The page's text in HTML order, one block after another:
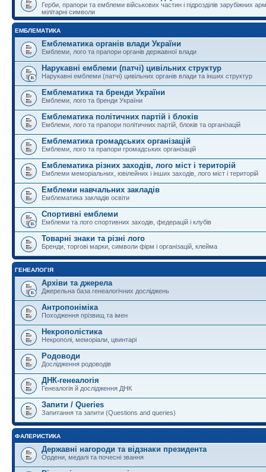
Герби, прапори та емблеми військових частин і підрозділів зарубіжних
мілітарні символи
ЕМБЛЕМАТИКА
Емблематика органів влади України
Емблеми, лого та прапори органів державної влади
Нарукавні емблеми (патчі) цивільних структур
Нарукавні емблеми (патчі) цивільних органів влади та інших структур
Емблематика та бренди України
Емблеми, лого та бренди України
Емблематика політичних партій і блоків
Емблеми, лого та прапори політичних партій, блоків та організацій
Емблематика громадських організацій
Емблеми, лого та прапори громадських організацій
Емблематика різних заходів, лого міст і територій
Емблеми меморіальних, ювілейних і інших заходів, лого міст і територій
Емблеми навчальних закладів
Емблематика закладів освіти
Спортивні емблеми
Емблеми та лого спортивних заходів, федерацій і клубів
Товарні знаки та різні лого
Бренди, торгові марки, символи фірм і організацій, клейма
ГЕНЕАЛОГІЯ
Архіви та джерела
Джерельна база генеалогічних досліджень
Антропоніміка
Походження прізвищ та імен
Некрополістика
Некрополі, меморіали, цвинтарі
Родоводи
Дослідження родоводів
ДНК-генеалогія
Генеалогія й дослідження ДНК
Запити / Queries
Запитання та запити (Questions and queries)
ФАЛЕРИСТИКА
Державні нагороди та відзнаки президента
Ордени, медалі та почесні звання